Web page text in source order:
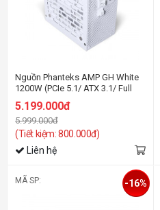
Nguồn Phanteks AMP GH White
1200W (PCIe 5.1/ ATX 3.1/ Full
5.199.000đ
5.999.000đ
(Tiết kiệm: 800.000đ)
Liên hệ
MÃ SP: -16%